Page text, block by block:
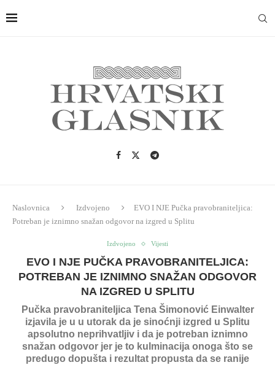
Naslovnica Izdvojeno
EVO I NJE Pučka pravobraniteljica:
Potreban je iznimno snažan odgovor na izgred u Splitu
Izdvojeno Vijesti
EVO I NJE PUČKA PRAVOBRANITELJICA:
POTREBAN JE IZNIMNO SNAŽAN ODGOVOR
NA IZGRED U SPLITU
Pučka pravobraniteljica Tena Šimonović Einwalter
izjavila je u u utorak da je sinoćnji izgred u Splitu
apsolutno neprihvatljiv i da je potreban iznimno
snažan odgovor jer je to kulminacija onoga što se
predugo dopušta i rezultat propusta da se ranije